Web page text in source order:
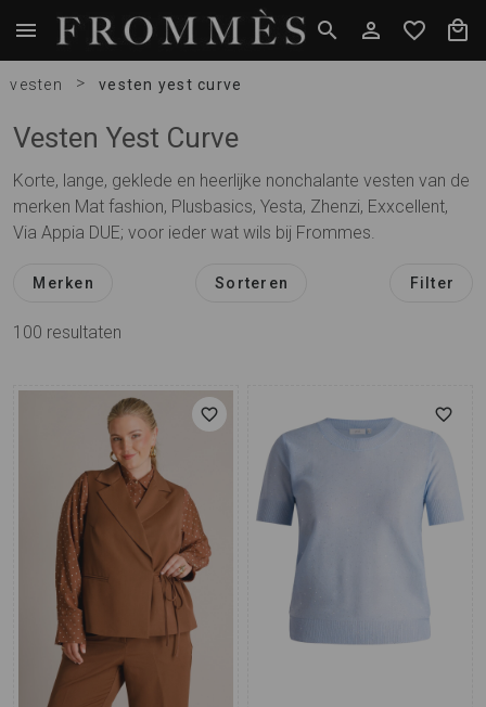
vesten > vesten yest curve
Vesten Yest Curve
Korte, lange, geklede en heerlijke nonchalante vesten van de
merken Mat fashion, Plusbasics, Yesta, Zhenzi, Exxcellent,
Via Appia DUE; voor ieder wat wils bij Frommes.
Merken Sorteren Filter
100 resultaten